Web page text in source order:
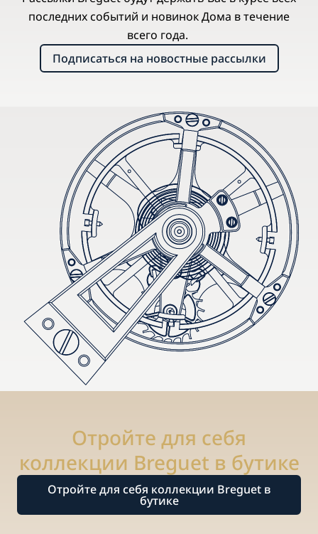
последних событий и новинок Дома в течение
всего года.
Подписаться на новостные рассылки
Отройте для себя
коллекции Breguet в бутике
Отройте для себя коллекции Breguet в
бутике